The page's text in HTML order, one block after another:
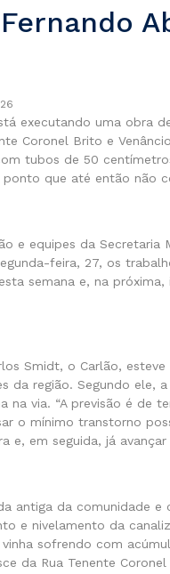
executando uma obra
Coronel Brito e
tubos de 50
que até então não
e equipes da Secretaria
feira, 27, os
semana e, na
Smidt, o Carlão,
da região. Segundo ele,
na via. “A previsão é de
o mínimo transtorno
e, em seguida, já
antiga da comunidade
e nivelamento da
sofrendo com
da Rua Tenente